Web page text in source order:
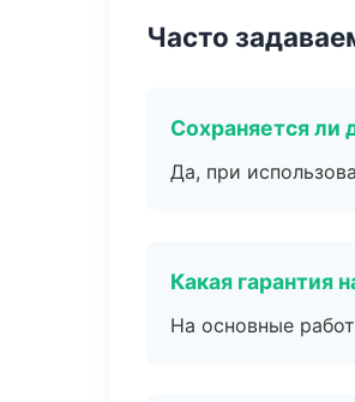
Часто
Сохраняется ли
Да, при
Какая гарантия
На основные